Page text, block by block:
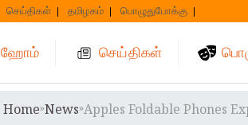
செய்திகள் தமிழகம் பொழுதுபோக்கு
ஹோம் செய்திகள்
Home»News»Apples Foldable Phones